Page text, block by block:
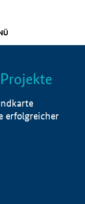
Info
erfolgreicher